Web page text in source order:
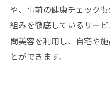
や、事前の健康チェック
組みを徹底しているサー
問美容を利用し、自宅や
とができます。